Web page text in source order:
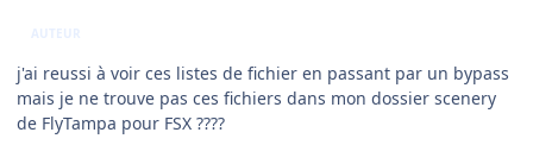
AUTEUR
j'ai reussi à voir ces listes de fichier en passant par un bypass
mais je ne trouve pas ces fichiers dans mon dossier scenery
de FlyTampa pour FSX ????